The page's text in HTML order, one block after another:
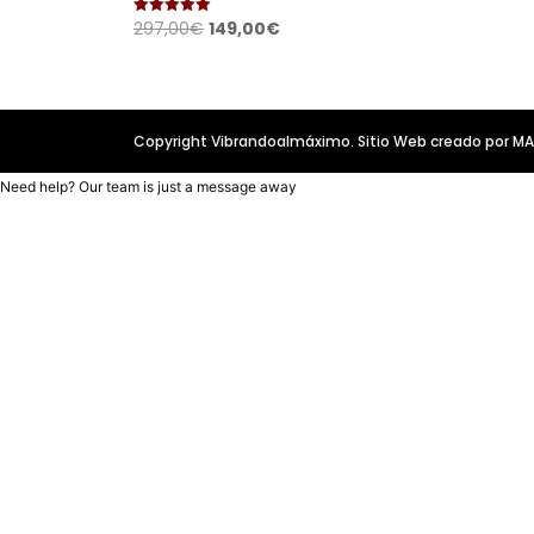
Valorado
297,00€ El
era:
297,00€.
149,00€El
es:
149,00€.
Copyright Vibrandoalmáximo. Sitio Web creado por
Need help? Our team is just a message away